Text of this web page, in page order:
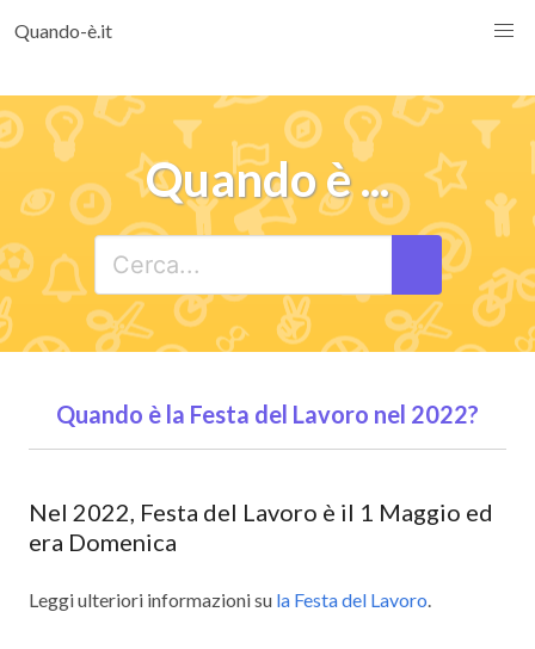
Quando-è.it
Quando è ...
Quando è la Festa del Lavoro nel 2022?
Nel 2022, Festa del Lavoro è il 1 Maggio ed
era Domenica
Leggi ulteriori informazioni su la Festa del Lavoro.